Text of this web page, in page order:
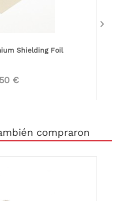
Shielding Foil
€
compraron